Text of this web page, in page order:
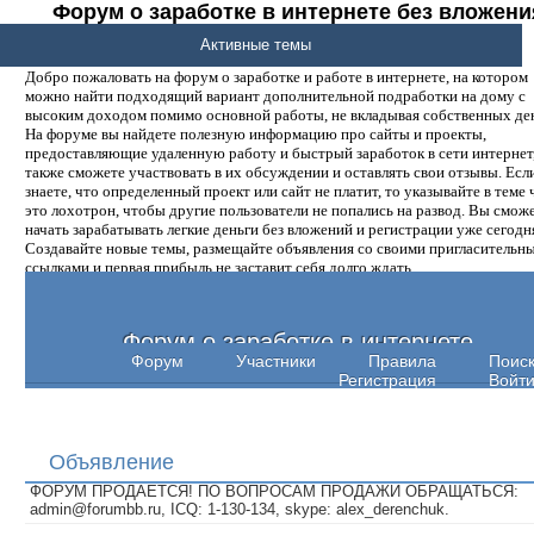
Форум о заработке в интернете без
денег.
Добро пожаловать на форум о заработке и работе в интернете, на котором
можно найти подходящий вариант дополнительной подработки на дому с
высоким доходом помимо основной работы, не вкладывая собственных
На форуме вы найдете полезную информацию про сайты и проекты,
предоставляющие удаленную работу и быстрый заработок в сети
также сможете участвовать в их обсуждении и оставлять свои отзывы.
знаете, что определенный проект или сайт не платит, то указывайте в теме
это лохотрон, чтобы другие пользователи не попались на развод. Вы
начать зарабатывать легкие деньги без вложений и регистрации уже
Создавайте новые темы, размещайте объявления со своими
ссылками и первая прибыль не заставит себя долго ждать.
Форум о заработке в интернете
Форум Участники Правила
Поиск
Регистрация
Войти
Активные темы
Объявление
ФОРУМ ПРОДАЕТСЯ! ПО ВОПРОСАМ ПРОДАЖИ ОБРАЩАТЬСЯ:
admin@forumbb.ru, ICQ: 1-130-134, skype: alex_derenchuk.